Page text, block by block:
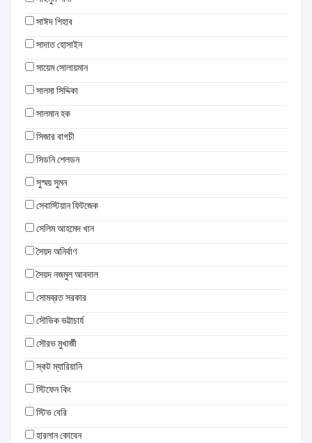
সাঈদ শিহাব
সাদাত হোসাইন
সায়েম সোলায়মান
সালমা সিদ্দিকা
সালমান হক
সিজার বাগচী
সিডনি শেলডন
সুস্ময় সুমন
সেবাস্টিয়ান ফিটজেক
সেলিম আহমেদ খান
সৈয়দ অনির্বাণ
সৈয়দ নজমুল আবদাল
সোমব্রত সরকার
সৌভিক ভট্টাচার্য
সৌরভ মুখার্জী
স্কট ম্যারিয়ানি
স্টিফেন কিং
স্টিভ বেরি
হারলান কোবেন